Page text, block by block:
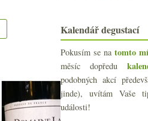
a vavřinec
Pod sto, pod
Hedonistická
okolo 200 Kč
Čas radosti s
Dvoje parádní
Podzim a
Kalendář degustací
Pokusím se na tomto
měsíc dopředu
podobných akcí
jinde), uvítám Vaše
události!